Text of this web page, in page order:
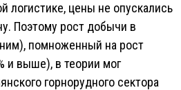
логистике, цены не опускались
Поэтому рост добычи в
помноженный на рост
и выше), в теории мог
горнорудного сектора